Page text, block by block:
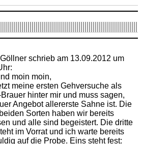
schrieb am 13.09.2012 um
moin moin,
meine ersten Gehversuche als
hinter mir und muss sagen,
Angebot allererste Sahne ist. Die
Sorten haben wir bereits
und alle sind begeistert. Die dritte
im Vorrat und ich warte bereits
auf die Probe. Eins steht fest: